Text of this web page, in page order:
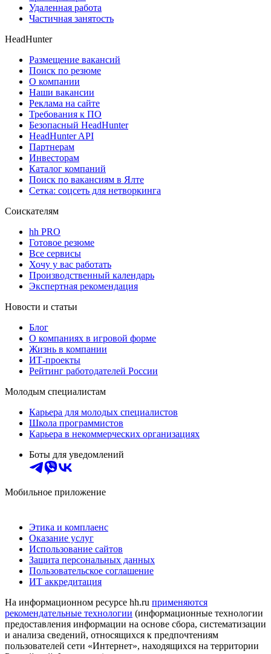
Удаленная работа
Частичная занятость
HeadHunter
Размещение вакансий
Поиск по резюме
О компании
Наши вакансии
Реклама на сайте
Требования к ПО
Безопасный HeadHunter
HeadHunter API
Партнерам
Инвесторам
Каталог компаний
Поиск по вакансиям в Ялте
Сетка: соцсеть для нетворкинга
Соискателям
hh PRO
Готовое резюме
Все сервисы
Хочу у вас работать
Производственный календарь
Экспертная рекомендация
Новости и статьи
Блог
О компаниях в игровой форме
Жизнь в компании
ИТ-проекты
Рейтинг работодателей России
Молодым специалистам
Карьера для молодых специалистов
Школа программистов
Карьера в некоммерческих организациях
Боты для уведомлений
Мобильное приложение
Этика и комплаенс
Оказание услуг
Использование сайтов
Защита персональных данных
Пользовательское соглашение
ИТ аккредитация
На информационном ресурсе hh.ru применяются
рекомендательные технологии (информационные технологии
предоставления информации на основе сбора, систематизации
и анализа сведений, относящихся к предпочтениям
пользователей сети «Интернет», находящихся на территории